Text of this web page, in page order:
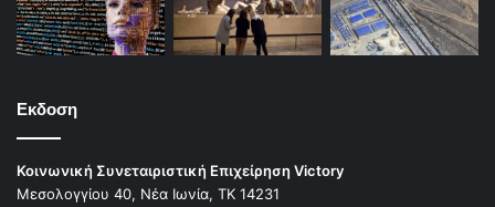
Εκδοση
Κοινωνική Συνεταιριστική Επιχείρηση Victory
Μεσολογγίου 40, Νέα Ιωνία, ΤΚ 14231